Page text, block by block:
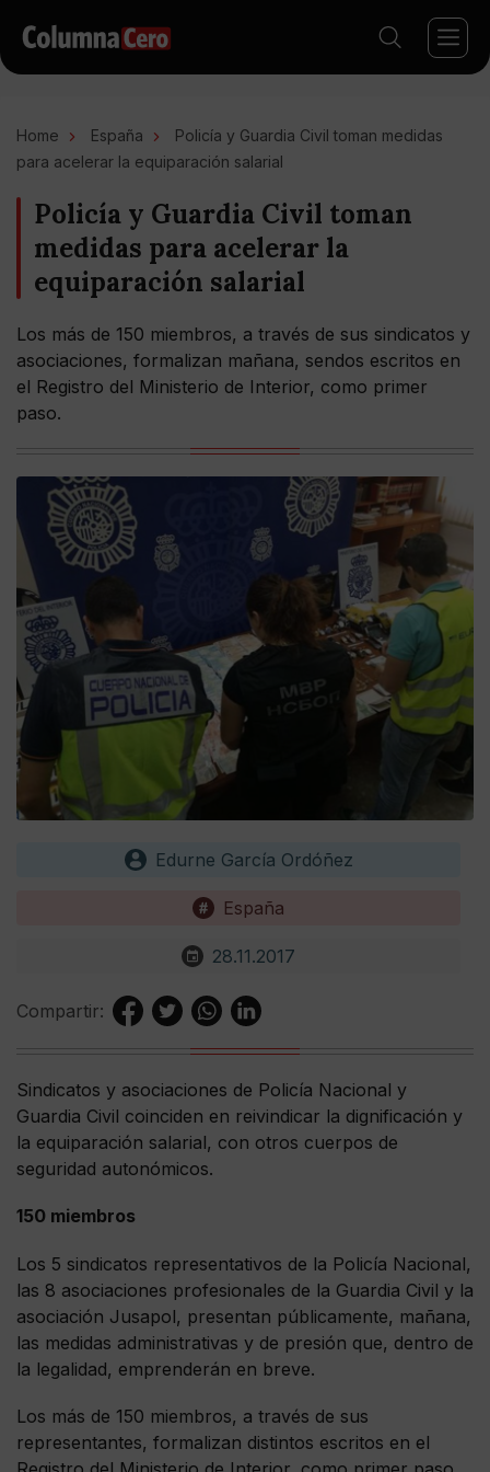
Home España
Policía y Guardia Civil toman medidas
para acelerar la equiparación salarial
Policía y Guardia Civil toman
medidas para acelerar la
equiparación salarial
Los más de 150 miembros, a través de sus sindicatos y
asociaciones, formalizan mañana, sendos escritos en
el Registro del Ministerio de Interior, como primer
paso.
Edurne García Ordóñez
España
28.11.2017
Compartir:
Sindicatos y asociaciones de Policía Nacional y
Guardia Civil coinciden en reivindicar la dignificación y
la equiparación salarial, con otros cuerpos de
seguridad autonómicos.
150 miembros
Los 5 sindicatos representativos de la Policía Nacional,
las 8 asociaciones profesionales de la Guardia Civil y la
asociación Jusapol, presentan públicamente, mañana,
las medidas administrativas y de presión que, dentro de
la legalidad, emprenderán en breve.
Los más de 150 miembros, a través de sus
representantes, formalizan distintos escritos en el